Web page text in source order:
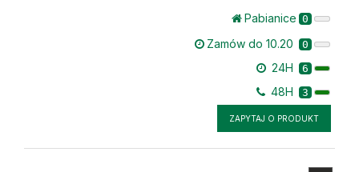
Pabianice 0
Zamów do 10.20 0
24H 6
48H 3
ZAPYTAJ O PRODUKT